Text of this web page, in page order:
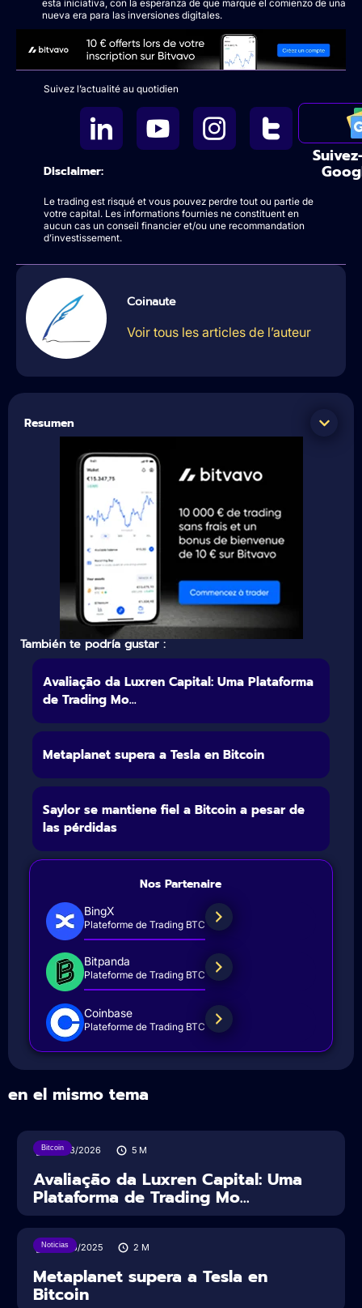
esta iniciativa, con la esperanza de que marque el comienzo de una
nueva era para las inversiones digitales.
Suivez l’actualité au quotidien
Disclaimer:
Le trading est risqué et vous pouvez perdre tout ou partie de
votre capital. Les informations fournies ne constituent en
aucun cas un conseil financier et/ou une recommandation
d’investissement.
Coinaute
Voir tous les articles de l’auteur
Resumen
También te podría gustar :
Avaliação da Luxren Capital: Uma Plataforma
de Trading Mo...
Metaplanet supera a Tesla en Bitcoin
Saylor se mantiene fiel a Bitcoin a pesar de
las pérdidas
Nos Partenaire
BingX
Plateforme de Trading BTC
Bitpanda
Plateforme de Trading BTC
Coinbase
Plateforme de Trading BTC
en el mismo tema
Bitcoin
31/03/2026 5 M
Avaliação da Luxren Capital: Uma
Plataforma de Trading Mo...
Noticias
26/06/2025 2 M
Metaplanet supera a Tesla en
Bitcoin